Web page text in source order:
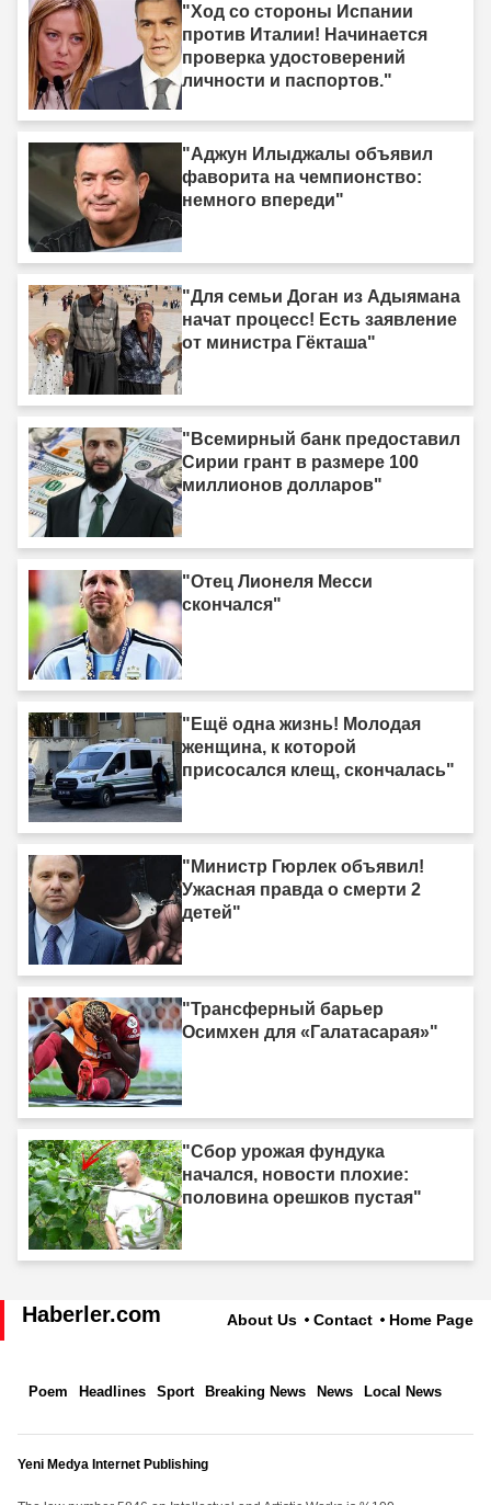
"Ход со стороны Испании
против Италии! Начинается
проверка удостоверений
личности и паспортов."
"Аджун Илыджалы объявил
фаворита на чемпионство:
немного впереди"
"Для семьи Доган из Адыямана
начат процесс! Есть заявление
от министра Гёкташа"
"Всемирный банк предоставил
Сирии грант в размере 100
миллионов долларов"
"Отец Лионеля Месси
скончался"
"Ещё одна жизнь! Молодая
женщина, к которой
присосался клещ, скончалась"
"Министр Гюрлек объявил!
Ужасная правда о смерти 2
детей"
"Трансферный барьер
Осимхен для «Галатасарая»"
"Сбор урожая фундука
начался, новости плохие:
половина орешков пустая"
Haberler.com About Us Contact Home Page
Poem Headlines Sport Breaking News News Local News
Yeni Medya Internet Publishing